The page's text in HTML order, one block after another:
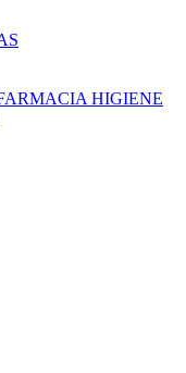
HIGIENE